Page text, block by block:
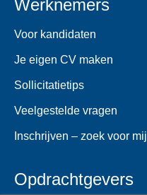
Werknemers
Voor kandidaten
Je eigen CV maken
Sollicitatietips
Veelgestelde vragen
Inschrijven – zoek voor mij
Opdrachtgevers